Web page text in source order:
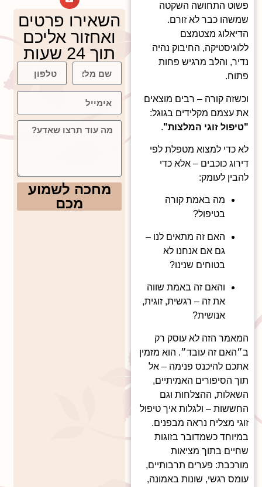
פשוט התחושה השקטה
שמשהו כבר לא זורם.
הדיאלוג מצטמצם
ללוגיסטיקה, החיבוק נהיה
נדיר, והלב מרגיש פחות
פתוח.
וכשזה קורה – רבים מוצאים
את עצמם מקלידים בגוגל:
"טיפול זוגי המלצות".
לא כדי למצוא מטפלת לפי
דירוג כוכבים – אלא כדי
להבין לעומק:
מה באמת קורה
בטיפול?
האם זה מתאים לנו –
גם אם אנחנו לא
בטוחים שנינו?
והאם זה באמת שווה
את זה – רגשית, זוגית,
אנושית?
המאמר הזה לא עוסק רק
ב״האם זה עובד״. הוא מזמין
אתכם להיכנס פנימה – אל
תוך הסיפורים האמיתיים,
השאלות, ההצלחות וגם
החששות – ולגלות איך טיפול
זוגי מצליח נראה מבפנים.
במיוחד כשמדובר בזוגות
שחיים בתוך מציאות
מורכבת: פערים תרבותיים,
עומס רגשי, שונות באמונה,
השאירו פרטים
ואחזור אליכם
תוך 24 שעות
מחכה לשמוע
מכם